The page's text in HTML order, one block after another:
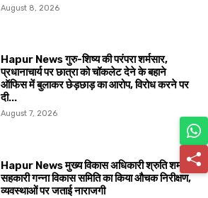
August 8, 2026
Hapur News गुरु-शिष्य की परंपरा शर्मसार,
प्रधानाचार्य पर छात्रा को चॉकलेट देने के बहाने
ऑफिस में बुलाकर छेड़छाड़ का आरोप, विरोध करने पर
दी...
August 7, 2026
Hapur News मुख्य विकास अधिकारी श्रुति शर्मा ने
सहकारी गन्ना विकास समिति का किया औचक निरीक्षण,
व्यवस्थाओं पर जताई नाराजगी